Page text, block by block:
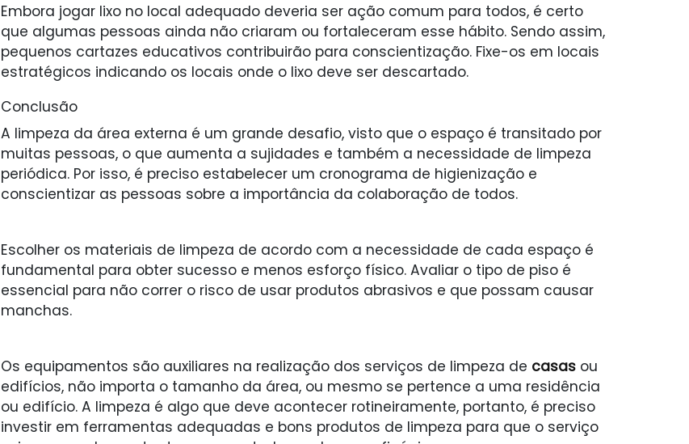
Embora jogar lixo no local adequado deveria ser ação comum para todos, é certo
que algumas pessoas ainda não criaram ou fortaleceram esse hábito. Sendo assim,
pequenos cartazes educativos contribuirão para conscientização. Fixe-os em locais
estratégicos indicando os locais onde o lixo deve ser descartado.
Conclusão
A limpeza da área externa é um grande desafio, visto que o espaço é transitado por
muitas pessoas, o que aumenta a sujidades e também a necessidade de limpeza
periódica. Por isso, é preciso estabelecer um cronograma de higienização e
conscientizar as pessoas sobre a importância da colaboração de todos.
Escolher os materiais de limpeza de acordo com a necessidade de cada espaço é
fundamental para obter sucesso e menos esforço físico. Avaliar o tipo de piso é
essencial para não correr o risco de usar produtos abrasivos e que possam causar
manchas.
Os equipamentos são auxiliares na realização dos serviços de limpeza de casas ou
edifícios, não importa o tamanho da área, ou mesmo se pertence a uma residência
ou edifício. A limpeza é algo que deve acontecer rotineiramente, portanto, é preciso
investir em ferramentas adequadas e bons produtos de limpeza para que o serviço